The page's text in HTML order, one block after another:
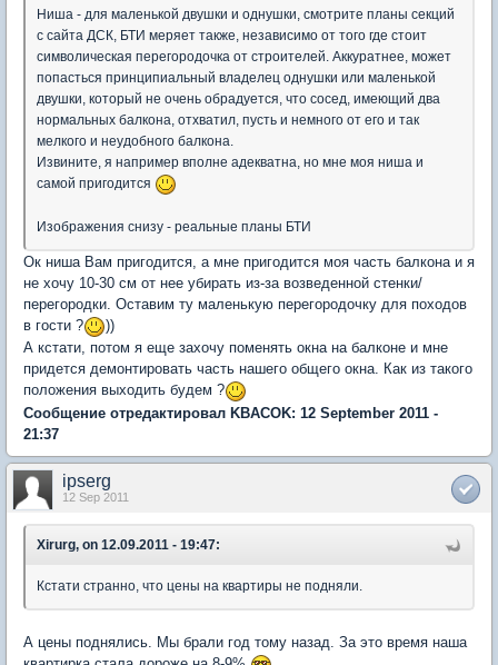
Ниша - для маленькой двушки и однушки, смотрите планы секций
с сайта ДСК, БТИ меряет также, независимо от того где стоит
символическая перегородочка от строителей. Аккуратнее, может
попасться принципиальный владелец однушки или маленькой
двушки, который не очень обрадуется, что сосед, имеющий два
нормальных балкона, отхватил, пусть и немного от его и так
мелкого и неудобного балкона.
Извините, я например вполне адекватна, но мне моя ниша и
самой пригодится
Изображения снизу - реальные планы БТИ
Ок ниша Вам пригодится, а мне пригодится моя часть балкона и я
не хочу 10-30 см от нее убирать из-за возведенной стенки/
перегородки. Оставим ту маленькую перегородочку для походов
в гости ?
))
А кстати, потом я еще захочу поменять окна на балконе и мне
придется демонтировать часть нашего общего окна. Как из такого
положения выходить будем ?
Сообщение отредактировал KBACOK: 12 September 2011 -
21:37
ipserg
12 Sep 2011
Xirurg, on 12.09.2011 - 19:47:
Кстати странно, что цены на квартиры не подняли.
А цены поднялись. Мы брали год тому назад. За это время наша